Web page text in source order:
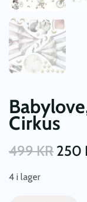
Cirkus
499KR 250
4 i lager